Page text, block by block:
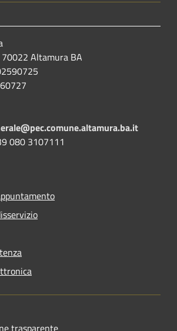
Altamura BA
080 3107111
trasparente